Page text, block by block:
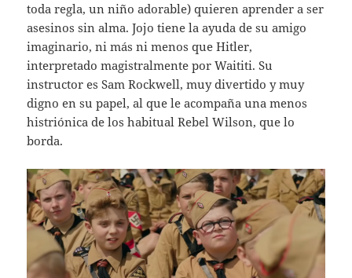
toda regla, un niño adorable) quieren aprender a ser
asesinos sin alma. Jojo tiene la ayuda de su amigo
imaginario, ni más ni menos que Hitler,
interpretado magistralmente por Waititi. Su
instructor es Sam Rockwell, muy divertido y muy
digno en su papel, al que le acompaña una menos
histriónica de los habitual Rebel Wilson, que lo
borda.